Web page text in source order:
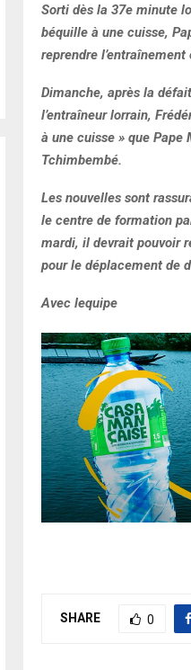
Sorti dès la 37e minute
béquille à une cuisse,
reprendre
Dimanche, après la
l’entraîneur lorrain,
à une cuisse » que
Tchimbembé.
Les nouvelles sont
le centre de formation
mardi, il devrait pouvoir
pour le déplacement de
Avec lequipe
SHARE 0